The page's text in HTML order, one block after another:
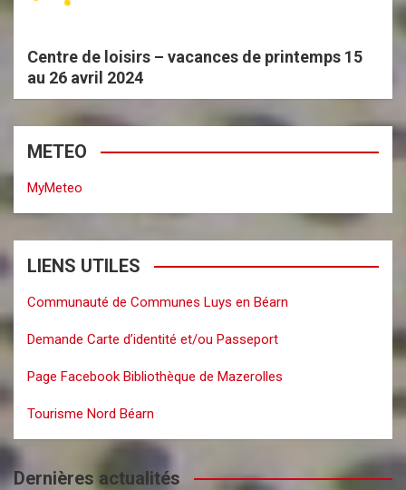
Centre de loisirs – vacances de printemps 15
au 26 avril 2024
METEO
MyMeteo
LIENS UTILES
Communauté de Communes Luys en Béarn
Demande Carte d’identité et/ou Passeport
Page Facebook Bibliothèque de Mazerolles
Tourisme Nord Béarn
Dernières actualités